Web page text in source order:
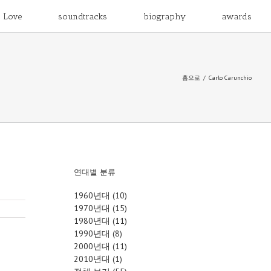
Love soundtracks biography awards
홈으로 / Carlo Carunchio
연대별 분류
1960년대 (10)
1970년대 (15)
1980년대 (11)
1990년대 (8)
2000년대 (11)
2010년대 (1)